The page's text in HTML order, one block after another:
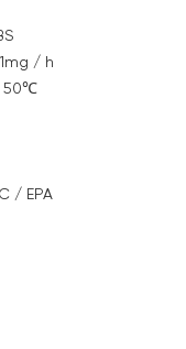
1mg / h
50℃
/ EPA